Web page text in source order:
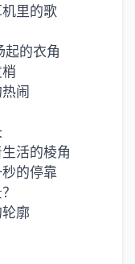
里的歌
起的衣角
闹
活的棱角
的停靠
廓